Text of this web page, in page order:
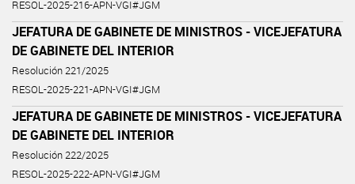
RESOL-2025-216-APN-VGI#JGM
JEFATURA DE GABINETE DE MINISTROS - VICEJEFATURA
DE GABINETE DEL INTERIOR
Resolución 221/2025
RESOL-2025-221-APN-VGI#JGM
JEFATURA DE GABINETE DE MINISTROS - VICEJEFATURA
DE GABINETE DEL INTERIOR
Resolución 222/2025
RESOL-2025-222-APN-VGI#JGM